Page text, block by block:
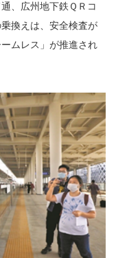
、広州地下鉄ＱＲコ
換えは、安全検査が
ムレス」が推進され